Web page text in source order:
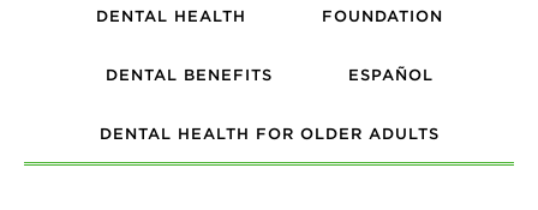
DENTAL HEALTH FOUNDATION
DENTAL BENEFITS ESPAÑOL
DENTAL HEALTH FOR OLDER ADULTS